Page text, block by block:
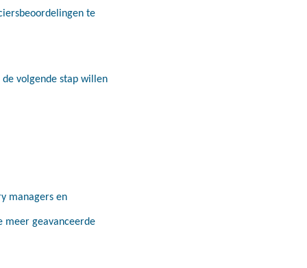
te
volgende stap willen
managers en
meer geavanceerde